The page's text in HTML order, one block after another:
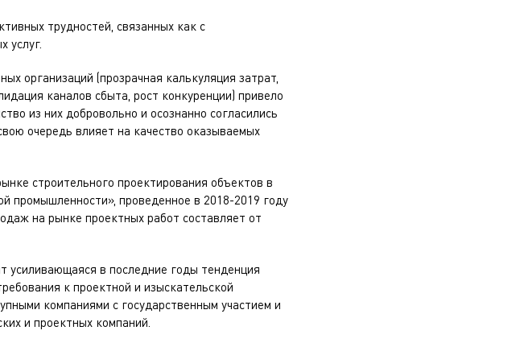
трудностей, связанных как с
услуг.
организаций (прозрачная калькуляция затрат,
каналов сбыта, рост конкуренции) привело
из них добровольно и осознанно согласились
очередь влияет на качество оказываемых
строительного проектирования объектов в
промышленности», проведенное в 2018-2019 году
на рынке проектных работ составляет от
усиливающаяся в последние годы тенденция
к проектной и изыскательской
компаниями с государственным участием и
и проектных компаний.